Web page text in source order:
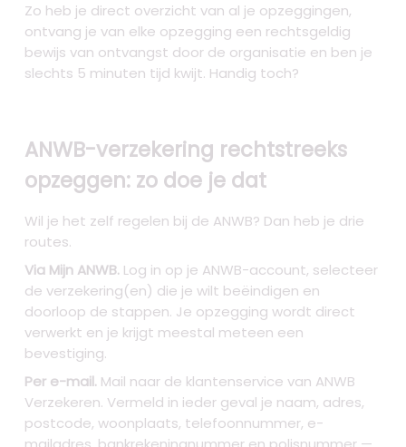
Zo heb je direct overzicht van al je opzeggingen,
ontvang je van elke opzegging een rechtsgeldig
bewijs van ontvangst door de organisatie en ben je
slechts 5 minuten tijd kwijt. Handig toch?
ANWB-verzekering rechtstreeks
opzeggen: zo doe je dat
Wil je het zelf regelen bij de ANWB? Dan heb je drie
routes.
Via Mijn ANWB. Log in op je ANWB-account, selecteer
de verzekering(en) die je wilt beëindigen en
doorloop de stappen. Je opzegging wordt direct
verwerkt en je krijgt meestal meteen een
bevestiging.
Per e-mail. Mail naar de klantenservice van ANWB
Verzekeren. Vermeld in ieder geval je naam, adres,
postcode, woonplaats, telefoonnummer, e-